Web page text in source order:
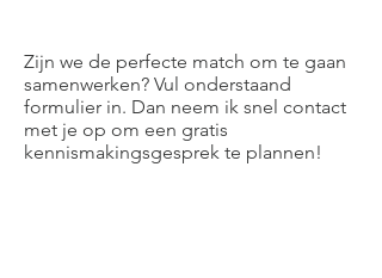
Zijn we de perfecte match om te gaan
samenwerken? Vul onderstaand
formulier in. Dan neem ik snel contact
met je op om een gratis
kennismakingsgesprek te plannen!